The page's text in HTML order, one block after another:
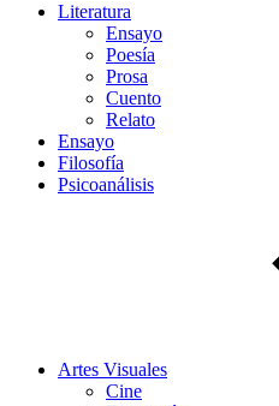
Literatura
Ensayo
Poesía
Prosa
Cuento
Relato
Ensayo
Filosofía
Psicoanálisis
Artes Visuales
Cine